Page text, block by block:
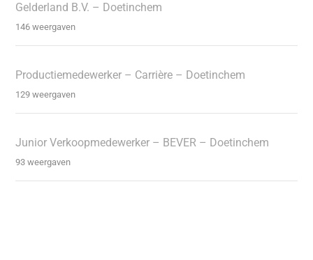
Gelderland B.V. – Doetinchem
146 weergaven
Productiemedewerker – Carrière – Doetinchem
129 weergaven
Junior Verkoopmedewerker – BEVER – Doetinchem
93 weergaven